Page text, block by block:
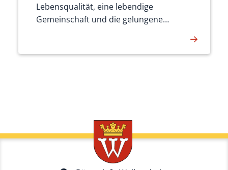
Lebensqualität, eine lebendige
Gemeinschaft und die gelungene
Stärken künftig noch besser sichtbar zu